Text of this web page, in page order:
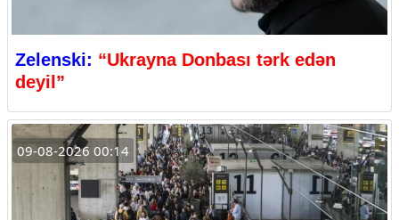
Zelenski: “Ukrayna Donbası tərk edən
deyil”
09-08-2026 00:14